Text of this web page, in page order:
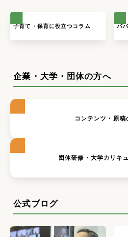
子育て・保育に役立つコラム パ
企業・大学・団体の方へ
コンテンツ・原稿
団体研修・大学カリキ
公式ブログ